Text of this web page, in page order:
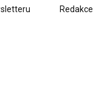
Redakce